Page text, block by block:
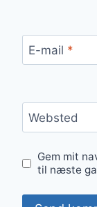
E-mail *
Websted
Gem mit
til næste